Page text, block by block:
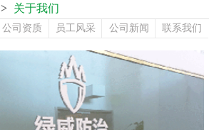
> 关于我们
公司资质 员工风采 公司新闻 联系我们